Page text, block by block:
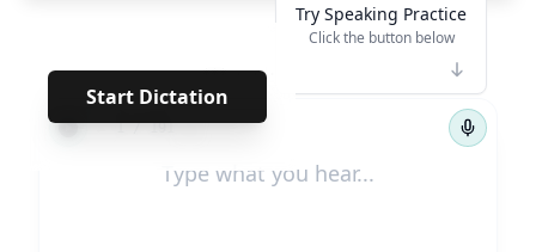
Start Dictation
*** · · · · ·
← 1/191 →
Try Speaking Practice
Click the button below